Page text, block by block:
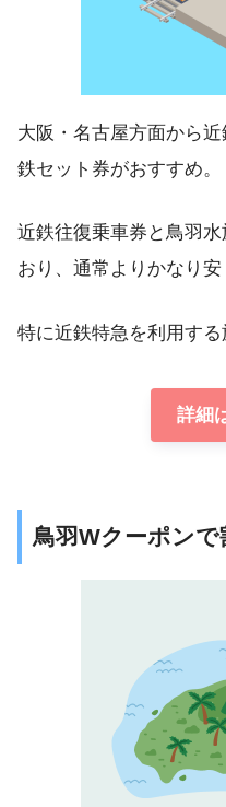
大阪・名古屋方面から
鉄セット券がおすすめ。
近鉄往復乗車券と鳥羽
おり、通常よりかなり安
特に近鉄特急を利用する
詳細
鳥羽Wクーポンで